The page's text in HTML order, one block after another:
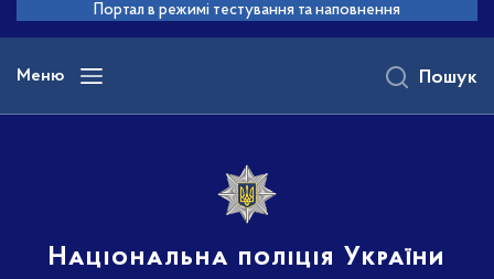
основного
вмісту
Портал в режимі тестування та наповнення
Меню
Національна поліція України
Пошук